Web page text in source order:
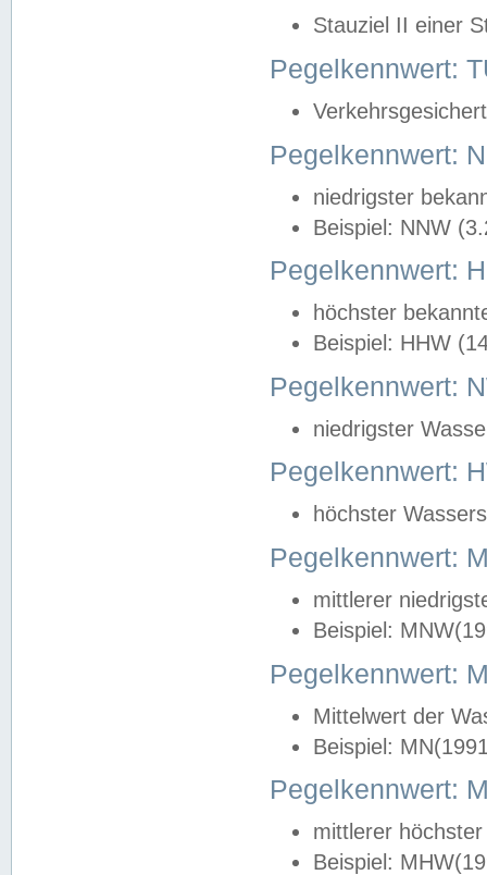
Stauziel II einer
Pegelkennwert:
Pegelkennwert:
niedrigster
Beispiel: NNW
Pegelkennwert:
höchster
Beispiel: HHW
Pegelkennwert:
niedrigster
Pegelkennwert:
höchster
Pegelkennwert:
mittlerer
Beispiel:
Pegelkennwert:
Mittelwert der
Beispiel:
Pegelkennwert:
mittlerer
Beispiel: